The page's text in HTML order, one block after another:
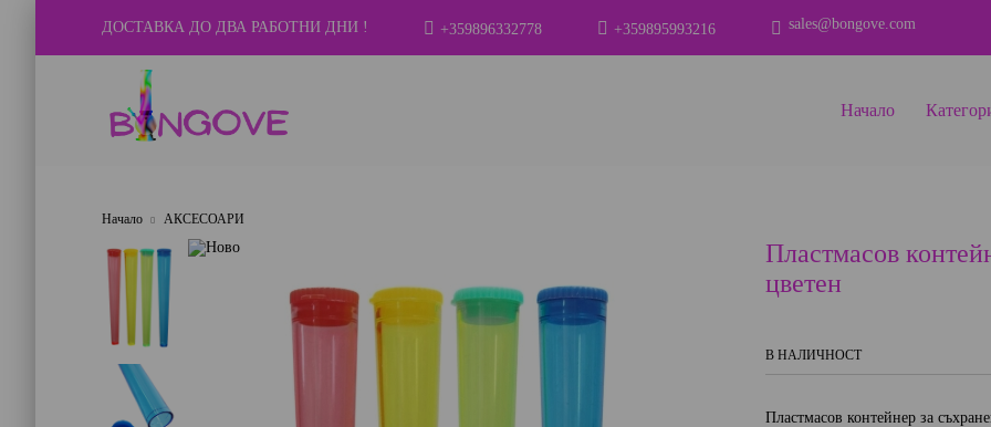
ДОСТАВКА ДО ДВА РАБОТНИ ДНИ ! +359896332778 +359895993216 sales@bongove.com
Начало
Начало АКСЕСОАРИ
Пластмасов
цветен
В НАЛИЧНОСТ
Пластмасов контейнер за